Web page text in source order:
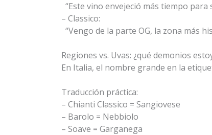
“Este vino envejeció más tiempo
– Classico:
“Vengo de la parte OG, la zona más
Regiones vs. Uvas: ¿qué demonios
En Italia, el nombre grande en la
Traducción práctica:
– Chianti Classico = Sangiovese
– Barolo = Nebbiolo
– Soave = Garganega